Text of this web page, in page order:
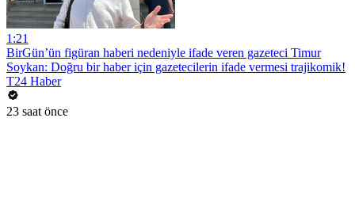
1:21
BirGün’ün figüran haberi nedeniyle ifade veren gazeteci Timur
Soykan: Doğru bir haber için gazetecilerin ifade vermesi trajikomik!
T24 Haber
23 saat önce